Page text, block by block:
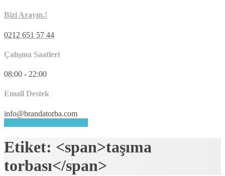
Bizi Arayın.!
0212 651 57 44
Çalışma Saatleri
08:00 - 22:00
Email Destek
info@brandatorba.com
Etiket: <span>taşıma
torbası</span>